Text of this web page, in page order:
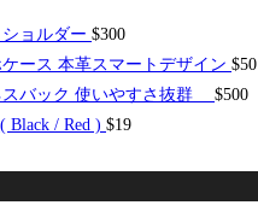
ョルダー $300
ース 本革スマートデザイン $50
スバック 使いやすさ抜群
$500
Black / Red ) $19